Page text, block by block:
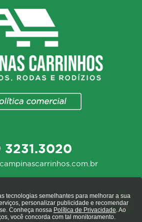
3231.3020
tecnologias semelhantes para melhorar a sua
personalizar publicidade e recomendar
Conheça nossa Política de Privacidade. Ao
você concorda com tal monitoramento.